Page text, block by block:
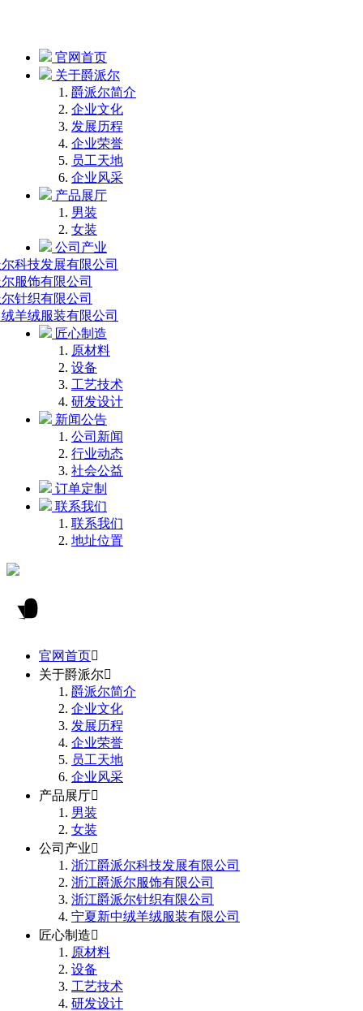
官网首页
关于爵派尔
爵派尔简介
企业文化
发展历程
企业荣誉
员工天地
企业风采
产品展厅
男装
女装
公司产业
科技发展有限公司
服饰有限公司
针织有限公司
羊绒服装有限公司
匠心制造
原材料
设备
工艺技术
研发设计
新闻公告
公司新闻
行业动态
社会公益
订单定制
联系我们
联系我们
地址位置
官网首页
关于爵派尔
爵派尔简介
企业文化
发展历程
企业荣誉
员工天地
企业风采
产品展厅
男装
女装
公司产业
浙江爵派尔科技发展有限公司
浙江爵派尔服饰有限公司
浙江爵派尔针织有限公司
宁夏新中绒羊绒服装有限公司
匠心制造
原材料
设备
工艺技术
研发设计